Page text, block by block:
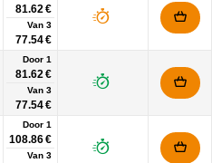
81.62 €
Van 3
77.54 €
Door 1
81.62 €
Van 3
77.54 €
Door 1
108.86 €
Van 3